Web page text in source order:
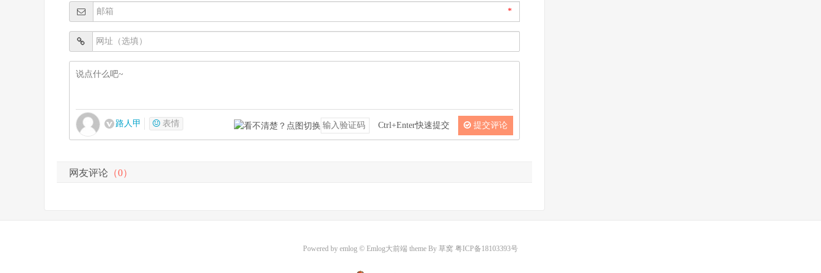
*
路人甲 表情 Ctrl+Enter快速提交 提交评论
网友评论 （0）
Powered by emlog © Emlog大前端 theme By 草窝 粤ICP备18103393号